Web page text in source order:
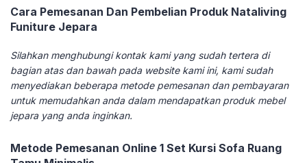
Cara Pemesanan Dan Pembelian Produk Nataliving
Funiture Jepara
Silahkan menghubungi kontak kami yang sudah tertera di
bagian atas dan bawah pada website kami ini, kami sudah
menyediakan beberapa metode pemesanan dan pembayaran
untuk memudahkan anda dalam mendapatkan produk mebel
jepara yang anda inginkan.
Metode Pemesanan Online 1 Set Kursi Sofa Ruang